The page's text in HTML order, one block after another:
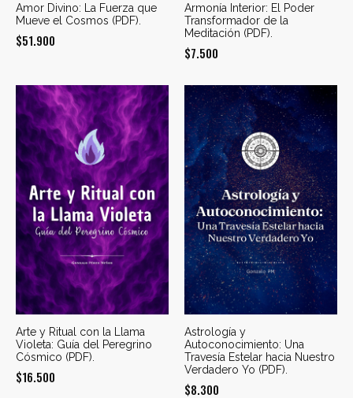
Amor Divino: La Fuerza que
Mueve el Cosmos (PDF).
$51.900
Armonía Interior: El Poder
Transformador de la
Meditación (PDF).
$7.500
Arte y Ritual con la Llama
Violeta: Guía del Peregrino
Cósmico (PDF).
$16.500
Astrología y
Autoconocimiento: Una
Travesía Estelar hacia Nuestro
Verdadero Yo (PDF).
$8.300